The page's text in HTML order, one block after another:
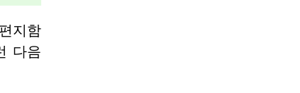
지함
다음